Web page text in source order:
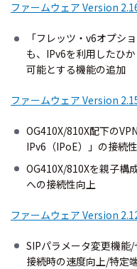
ファームウェア Version
「フレッツ・v6オプシ
も、IPv6を利用したひ
可能とする機能の追加
ファームウェア Version
OG410X/810X配下の
IPv6（IPoE）」の接続
OG410X/810Xを親子構
への接続性向上
ファームウェア Version
SIPパラメータ変更機能
接続時の速度向上/特定